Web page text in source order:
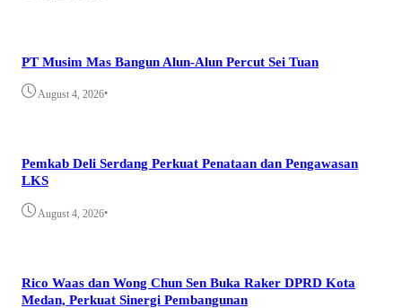
PT Musim Mas Bangun Alun-Alun Percut Sei Tuan
August 4, 2026•
Pemkab Deli Serdang Perkuat Penataan dan Pengawasan
LKS
August 4, 2026•
Rico Waas dan Wong Chun Sen Buka Raker DPRD Kota
Medan, Perkuat Sinergi Pembangunan